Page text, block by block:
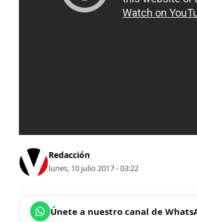
Redacción
lunes, 10 julio 2017 - 03:22
Únete a nuestro canal de